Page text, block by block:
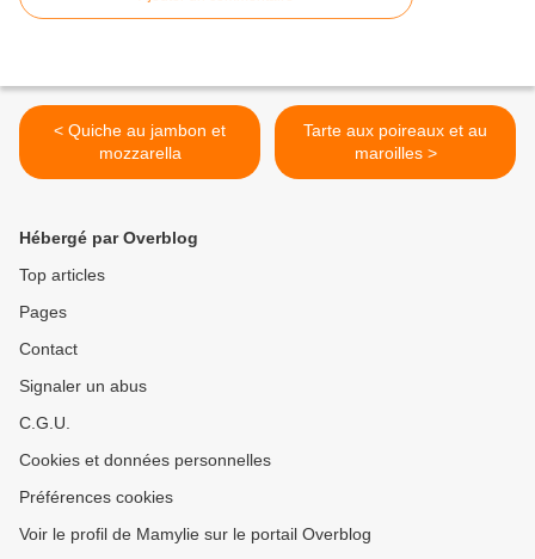
< Quiche au jambon et
mozzarella
Tarte aux poireaux et au
maroilles >
Hébergé par Overblog
Top articles
Pages
Contact
Signaler un abus
C.G.U.
Cookies et données personnelles
Préférences cookies
Voir le profil de Mamylie sur le portail Overblog